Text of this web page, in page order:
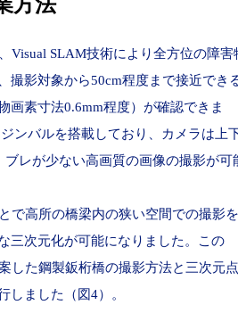
Visual SLAM技術により全方位の障害
撮影対象から50cm程度まで接近でき
画素寸法0.6mm程度）が確認できま
ンバルを搭載しており、カメラは上
ブレが少ない高画質の画像の撮影が可
で高所の橋梁内の狭い空間での撮影を
三次元化が可能になりました。この
した鋼製鈑桁橋の撮影方法と三次元点
しました（図4）。